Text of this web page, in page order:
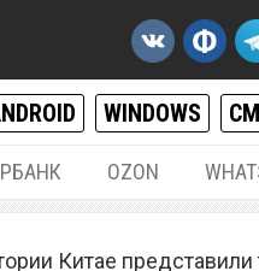
WINDOWS
OZON
Китае представили